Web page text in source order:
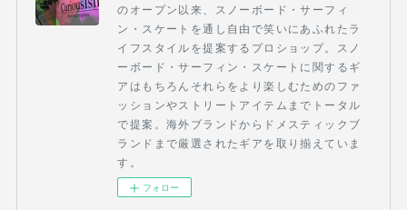
のオープン以来、スノーボード・サーフィ
ン・スケートを通し自由で笑いにあふれたラ
イフスタイルを提案するプロショップ。スノ
ーボード・サーフィン・スケートに関するギ
アはもちろんそれらをより楽しむためのファ
ッションやストリートアイテムまでトータル
で提案。海外ブランドからドメスティックブ
ランドまで厳選されたギアを取り揃えていま
す。
フォロー